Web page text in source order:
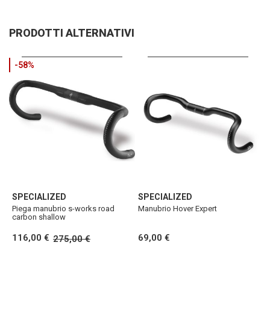
PRODOTTI ALTERNATIVI
-58%
SPECIALIZED
Piega manubrio s-works road
carbon shallow
116,00 € 275,00 €
SPECIALIZED
Manubrio Hover Expert
69,00 €